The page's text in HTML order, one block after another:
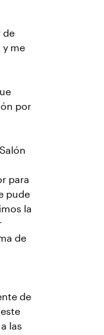
de
y me
por
para
pude
la
de
de
las